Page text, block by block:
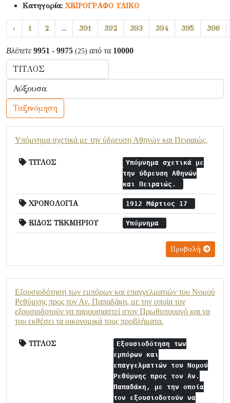
Κατηγορία:ΧΕΙΡΟΓΡΑΦΟ ΥΛΙΚΟ
‹ 1 2 ... 391 392 393 394 395 396
Βλέπετε 9951 - 9975 (25) από τα 10000
Ταξινόμηση
Υπόμνημα σχετικά με την ύδρευση Αθηνών και Πειραιώς.
ΤΙΤΛΟΣ
Υπόμνημα σχετικά με
την ύδρευση Αθηνών
και Πειραιώς.
ΧΡΟΝΟΛΟΓΙΑ 1912 Μάρτιος 17
ΕΙΔΟΣ ΤΕΚΜΗΡΙΟΥ Υπόμνημα
Προβολή
Εξουσιοδότηση των εμπόρων και επαγγελματιών του Νομού
Ρεθύμνης προς τον Αν. Παπαδάκη, με την οποία τον
εξουσιοδοτούν να παρουσιαστεί στον Πρωθυπουργό και να
του εκθέσει τα οικονομικά τους προβλήματα.
ΤΙΤΛΟΣ
Εξουσιοδότηση των
εμπόρων και
επαγγελματιών του Νομού
Ρεθύμνης προς τον Αν.
Παπαδάκη, με την οποία
τον εξουσιοδοτούν να